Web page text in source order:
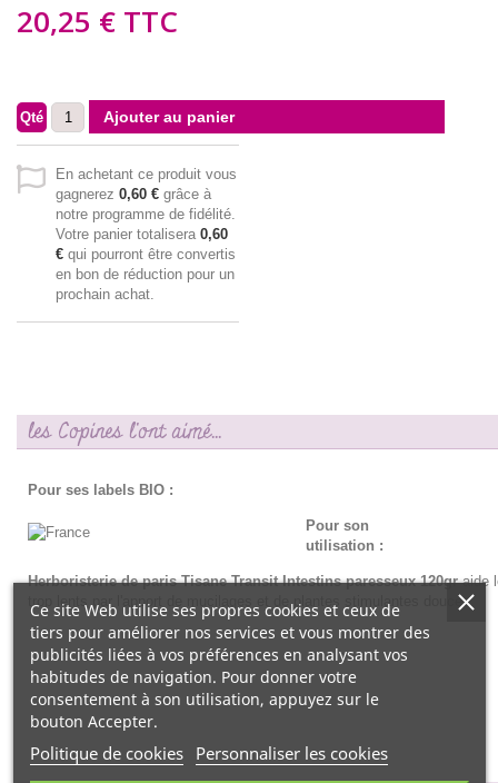
20,25 € TTC
Qté Ajouter au panier
En achetant ce produit vous
gagnerez 0,60 € grâce à
notre programme de fidélité.
Votre panier totalisera 0,60
€ qui pourront être convertis
en bon de réduction pour un
prochain achat.
les Copines l'ont aimé...
Pour ses labels BIO :
Pour son
utilisation :
Herboristerie de paris Tisane Transit Intestins paresseux 120graide
trop lents par l'apport de mucilages et de plantes stimulantes douces.
Ce site Web utilise ses propres cookies et ceux de
tiers pour améliorer nos services et vous montrer des
publicités liées à vos préférences en analysant vos
habitudes de navigation. Pour donner votre
consentement à son utilisation, appuyez sur le
bouton Accepter.
Politique de cookies Personnaliser les cookies